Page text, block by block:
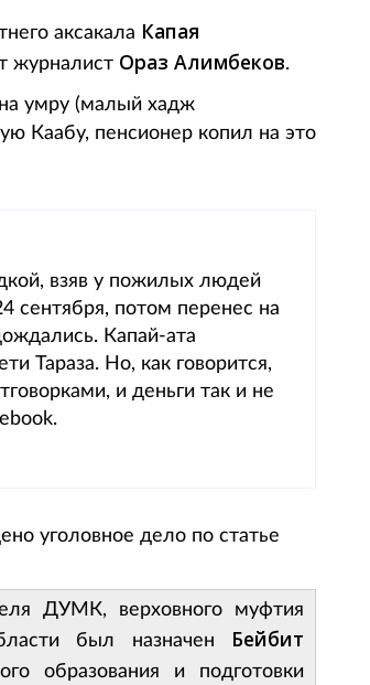
аксакала Капая
журналист Ораз Алимбеков.
на умру (малый хадж
Каабу, пенсионер копил на это
взяв у пожилых людей
сентября, потом перенес на
Капай-ата
Тараза. Но, как говорится,
и деньги так и не
уголовное дело по статье
ДУМК, верховного муфтия
был назначен
Бейбит
образования и подготовки